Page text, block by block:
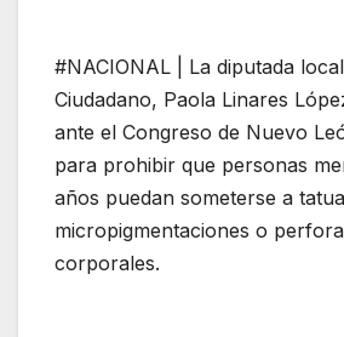
#NACIONAL | La diputada
Ciudadano, Paola Linares
ante el Congreso de Nuevo
para prohibir que personas
años puedan someterse a
micropigmentaciones o
corporales.